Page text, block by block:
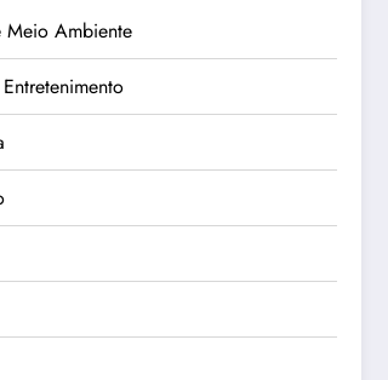
Meio Ambiente